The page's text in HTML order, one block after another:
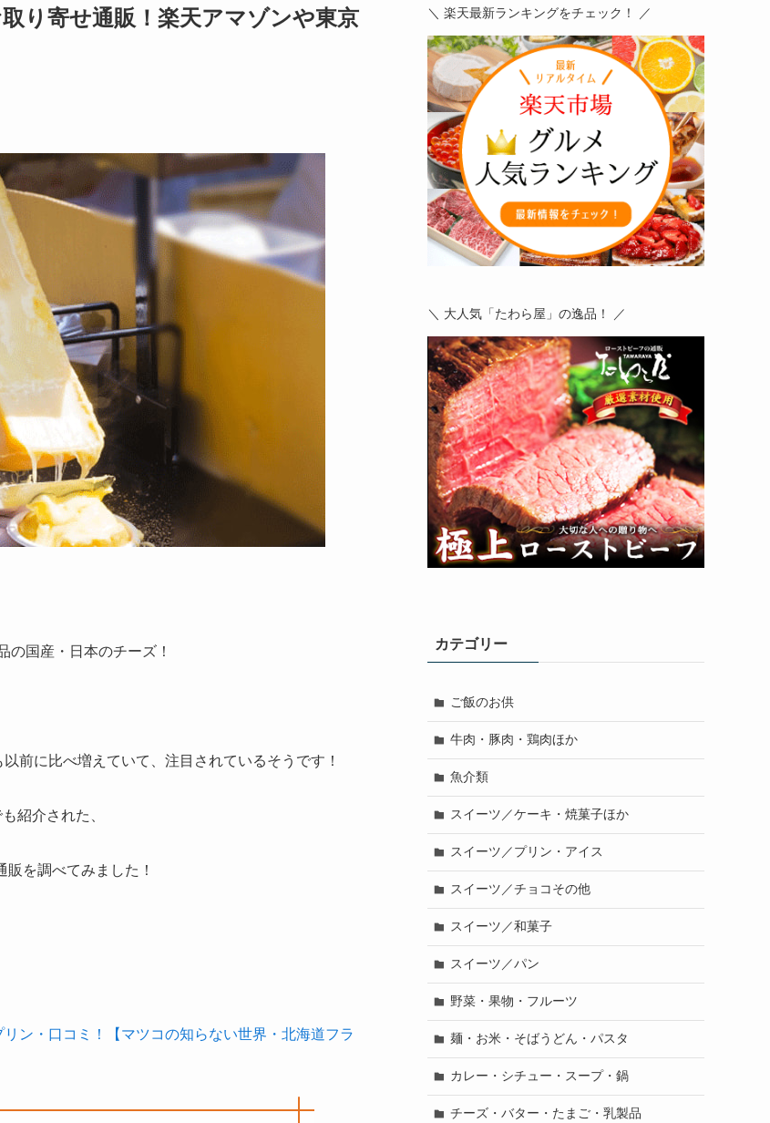
り寄せ通販！楽天アマゾンや東京
の国産・日本のチーズ！
前に比べ増えていて、注目されているそうです！
紹介された、
を調べてみました！
ン・口コミ！【マツコの知らない世界・北海道フラ
＼ 楽天最新ランキングをチェック！ ／
＼ 大人気「たわら屋」の逸品！ ／
カテゴリー
ご飯のお供
牛肉・豚肉・鶏肉ほか
魚介類
スイーツ／ケーキ・焼菓子ほか
スイーツ／プリン・アイス
スイーツ／チョコその他
スイーツ／和菓子
スイーツ／パン
野菜・果物・フルーツ
麺・お米・そばうどん・パスタ
カレー・シチュー・スープ・鍋
チーズ・バター・たまご・乳製品